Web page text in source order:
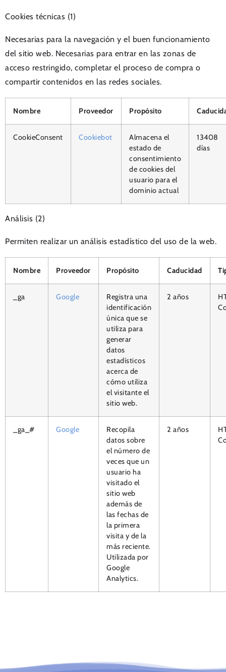
Cookies técnicas (1)
Necesarias para la navegación y el buen funcionamiento
del sitio web. Necesarias para entrar en las zonas de
acceso restringido, completar el proceso de compra o
compartir contenidos en las redes sociales.
Nombre Proveedor Propósito
CookieConsent Cookiebot
Almacena el
estado de
consentimiento
de cookies del
usuario para el
dominio actual
13408
días
Análisis (2)
Permiten realizar un análisis estadístico del uso de la web.
Nombre Proveedor Propósito Caducidad
_ga Google
Registra una
identificación
única que se
utiliza para
generar
datos
estadísticos
acerca de
cómo utiliza
el visitante el
sitio web.
2 años
_ga_# Google
Recopila
datos sobre
el número de
veces que un
usuario ha
visitado el
sitio web
además de
las fechas de
la primera
visita y de la
más reciente.
Utilizada por
Google
Analytics.
2 años